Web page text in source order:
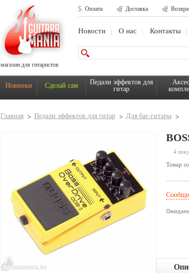
магазин для гитаристов
Оплата Доставка
Новости О нас Контакты
Новинки Сделай сам
Педали эффектов для
гитар
Главная Педали эффектов для гитар Для бас-гитары
4
Товар